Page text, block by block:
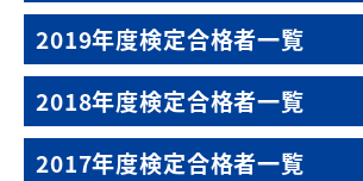
2019年度検定合格者一覧
2018年度検定合格者一覧
2017年度検定合格者一覧